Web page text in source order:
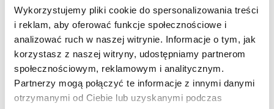
Wykorzystujemy pliki cookie do spersonalizowania treści
i reklam, aby oferować funkcje społecznościowe i
analizować ruch w naszej witrynie. Informacje o tym, jak
korzystasz z naszej witryny, udostępniamy partnerom
społecznościowym, reklamowym i analitycznym.
Partnerzy mogą połączyć te informacje z innymi danymi
otrzymanymi od Ciebie lub uzyskanymi podczas
22.07.2026
Pediatra dr n. med. Agnieszka
Bujnowska teraz w neoMedica na
Kościelnej!